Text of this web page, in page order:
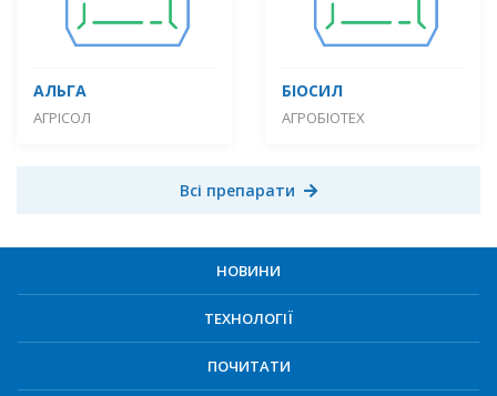
АЛЬГА
АГРІСОЛ
БІОСИЛ
АГРОБІОТЕХ
Всі препарати
НОВИНИ
ТЕХНОЛОГІЇ
ПОЧИТАТИ